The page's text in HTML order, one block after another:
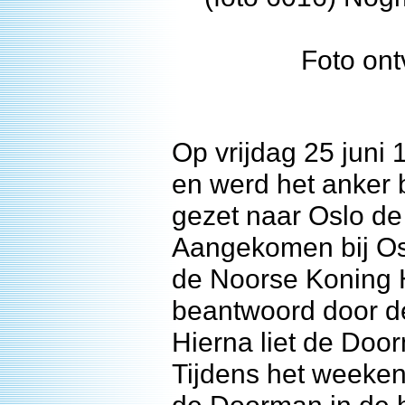
Foto
Op vrijdag 25 juni
en werd het anker
gezet naar Oslo
Aangekomen bij
de Noorse Koning
beantwoord door
Hierna liet de
Tijdens het